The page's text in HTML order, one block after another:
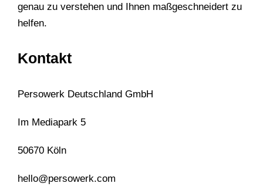
genau zu verstehen und Ihnen maßgeschneidert zu
helfen.
Kontakt
Persowerk Deutschland GmbH
Im Mediapark 5
50670 Köln
hello@persowerk.com